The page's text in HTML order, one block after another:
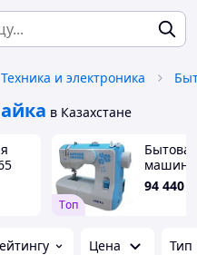
Техника и электроника
в Казахстане
Tоп
машина
94 440
Цена